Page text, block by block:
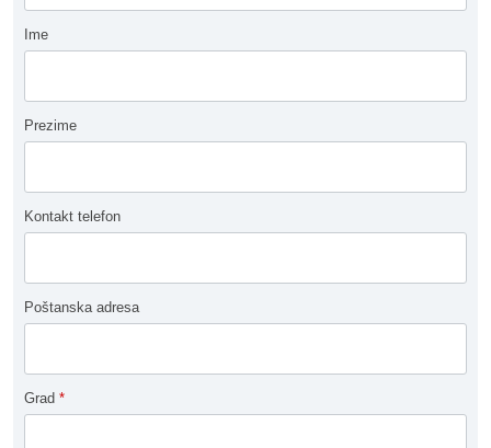
Ime
Prezime
Kontakt telefon
Poštanska adresa
Grad *